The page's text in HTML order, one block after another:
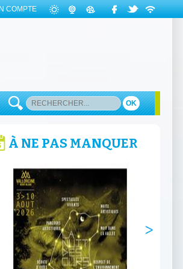
COMPTE
OK
À NE PAS MANQUER